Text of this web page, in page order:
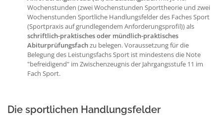
Wochenstunden (zwei Wochenstunden Sporttheorie und zwei
Wochenstunden Sportliche Handlungsfelder des Faches Sport
(Sportpraxis auf grundlegendem Anforderungsprofil)) als
schriftlich-praktisches oder mündlich-praktisches
Abiturprüfungsfachzu belegen. Voraussetzung für die
Belegung des Leistungsfachs Sport ist mindestens die Note
"befreidigend" im Zwischenzeugnis der Jahrgangsstufe 11 im
Fach Sport.
Die sportlichen Handlungsfelder